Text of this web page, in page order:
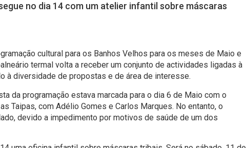
no dia 14 com um atelier infantil sobre máscaras
cultural para os Banhos Velhos para os meses de Maio e
termal volta a receber um conjunto de actividades ligadas à
à diversidade de propostas e de área de interesse.
da programação estava marcada para o dia 6 de Maio com o
Taipas, com Adélio Gomes e Carlos Marques. No entanto, o
devido a impedimento por motivos de saúde de um dos